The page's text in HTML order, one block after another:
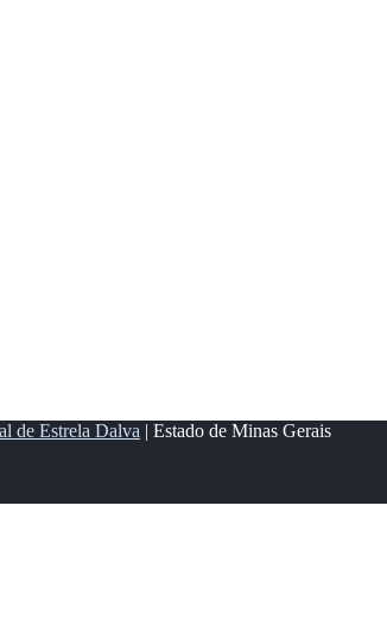
de Estrela Dalva | Estado de Minas Gerais